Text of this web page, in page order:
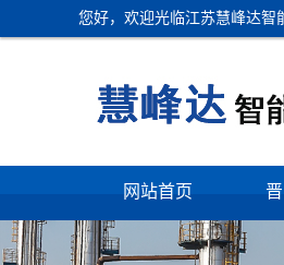
您好，欢迎光临江苏慧峰达智
网站首页